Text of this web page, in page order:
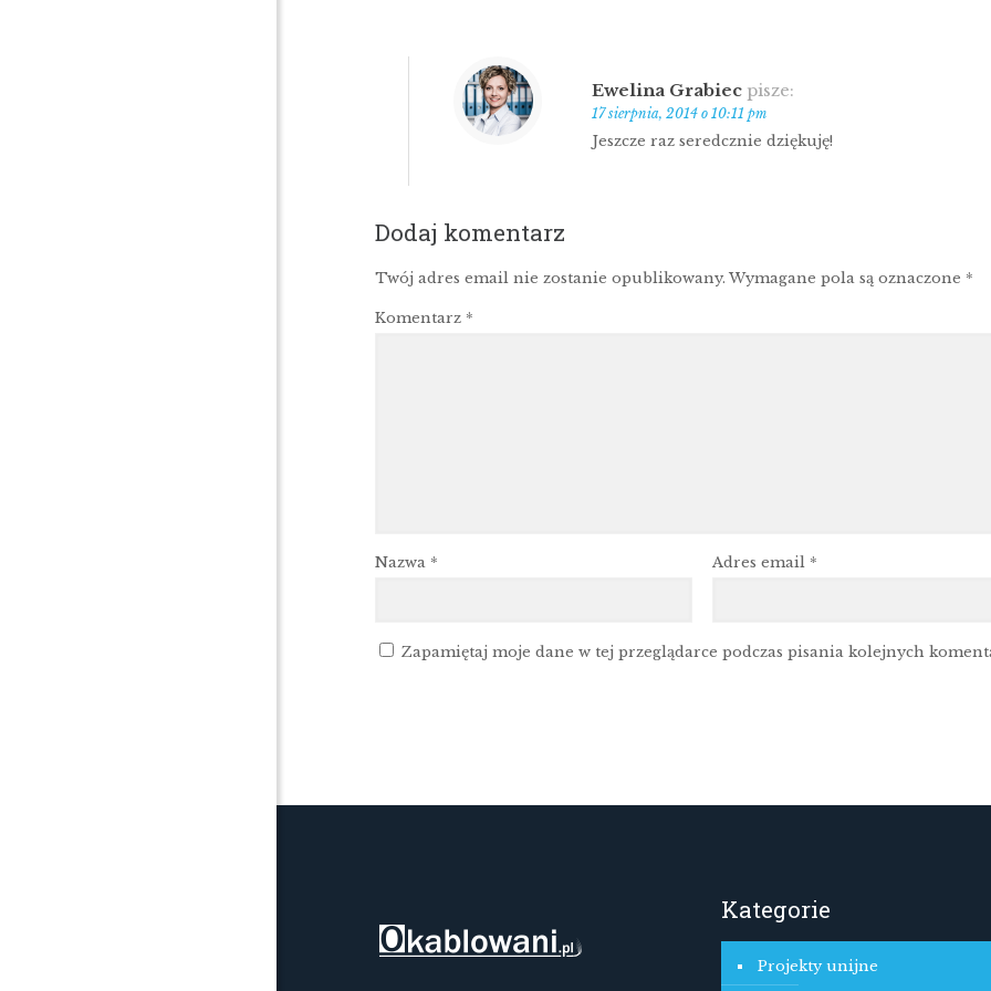
Ewelina Grabiec pisze:
17 sierpnia, 2014 o 10:11 pm
Jeszcze raz seredcznie dziękuję!
Dodaj komentarz
Twój adres email nie zostanie opublikowany. Wymagane pola są oznaczone *
Komentarz *
Nazwa * Adres email *
Zapamiętaj moje dane w tej przeglądarce podczas pisania kolejnych
Kategorie
Projekty unijne